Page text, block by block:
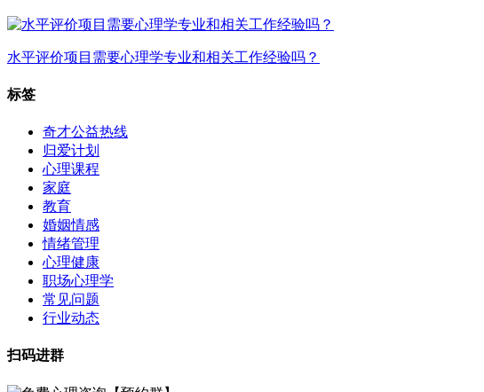
水平评价项目需要心理学专业和相关工作经验吗？
标签
奇才公益热线
归爱计划
心理课程
家庭
教育
婚姻情感
情绪管理
心理健康
职场心理学
常见问题
行业动态
扫码进群